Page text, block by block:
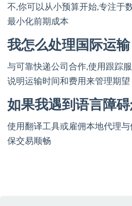
不,你可以从小预算开始,专注于
最小化前期成本
我怎么处理国际运输
与可靠快递公司合作,使用跟踪
说明运输时间和费用来管理期望
如果我遇到语言障
使用翻译工具或雇佣本地代理
保交易顺畅